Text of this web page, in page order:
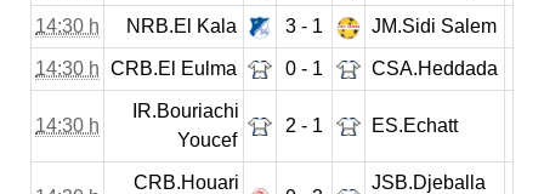
14:30 h NRB.El Kala 3 - 1 JM.Sidi Salem
14:30 h CRB.El Eulma 0 - 1 CSA.Heddada
14:30 h
IR.Bouriachi
Youcef
2 - 1 ES.Echatt
CRB.Houari
JSB.Djeballa